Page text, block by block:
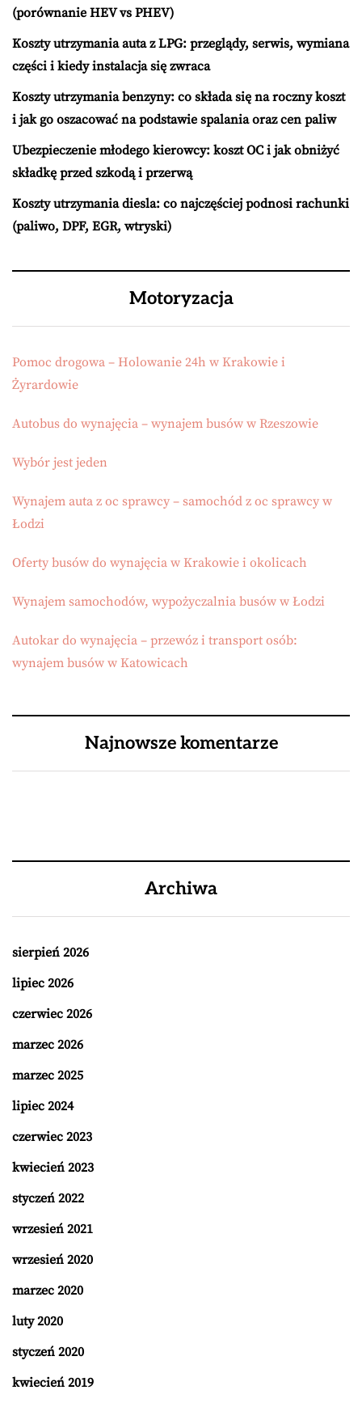
(porównanie HEV vs PHEV)
Koszty utrzymania auta z LPG: przeglądy, serwis, wymiana
części i kiedy instalacja się zwraca
Koszty utrzymania benzyny: co składa się na roczny koszt
i jak go oszacować na podstawie spalania oraz cen paliw
Ubezpieczenie młodego kierowcy: koszt OC i jak obniżyć
składkę przed szkodą i przerwą
Koszty utrzymania diesla: co najczęściej podnosi rachunki
(paliwo, DPF, EGR, wtryski)
Motoryzacja
Pomoc drogowa – Holowanie 24h w Krakowie i
Żyrardowie
Autobus do wynajęcia – wynajem busów w Rzeszowie
Wybór jest jeden
Wynajem auta z oc sprawcy – samochód z oc sprawcy w
Łodzi
Oferty busów do wynajęcia w Krakowie i okolicach
Wynajem samochodów, wypożyczalnia busów w Łodzi
Autokar do wynajęcia – przewóz i transport osób:
wynajem busów w Katowicach
Najnowsze komentarze
Archiwa
sierpień 2026
lipiec 2026
czerwiec 2026
marzec 2026
marzec 2025
lipiec 2024
czerwiec 2023
kwiecień 2023
styczeń 2022
wrzesień 2021
wrzesień 2020
marzec 2020
luty 2020
styczeń 2020
kwiecień 2019